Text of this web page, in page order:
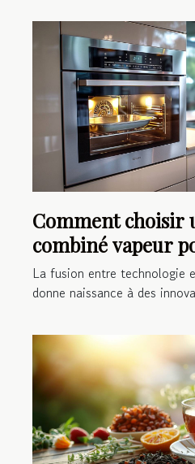
Comment choisir
combiné vapeur
moderne
La fusion entre technologie
donne naissance à des